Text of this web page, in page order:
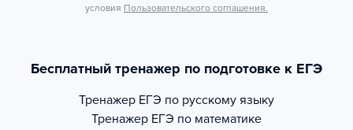
условия Пользовательского соглашения.
Бесплатный тренажер по подготовке к ЕГЭ
Тренажер ЕГЭ по русскому языку
Тренажер ЕГЭ по математике